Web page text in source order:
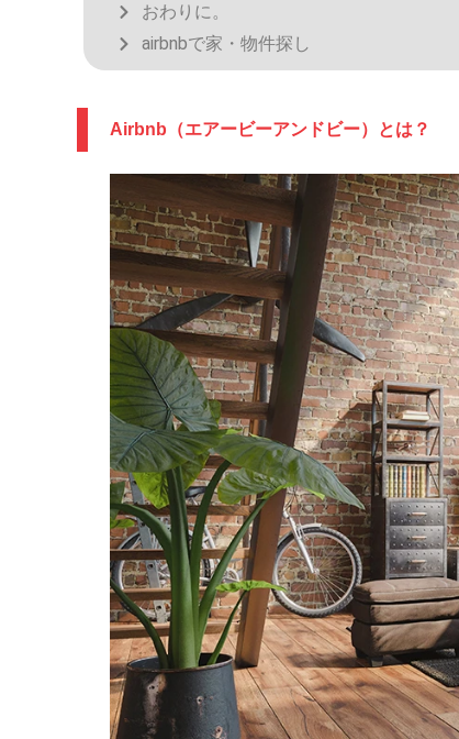
おわりに。
airbnbで家・物件探し
Airbnb（エアービーアンドビー）とは？